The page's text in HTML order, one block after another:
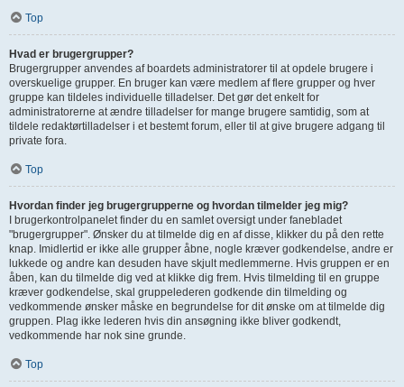
Top
Hvad er brugergrupper?
Brugergrupper anvendes af boardets administratorer til at opdele brugere i
overskuelige grupper. En bruger kan være medlem af flere grupper og hver
gruppe kan tildeles individuelle tilladelser. Det gør det enkelt for
administratorerne at ændre tilladelser for mange brugere samtidig, som at
tildele redaktørtilladelser i et bestemt forum, eller til at give brugere adgang til
private fora.
Top
Hvordan finder jeg brugergrupperne og hvordan tilmelder jeg mig?
I brugerkontrolpanelet finder du en samlet oversigt under fanebladet
"brugergrupper". Ønsker du at tilmelde dig en af disse, klikker du på den rette
knap. Imidlertid er ikke alle grupper åbne, nogle kræver godkendelse, andre er
lukkede og andre kan desuden have skjult medlemmerne. Hvis gruppen er en
åben, kan du tilmelde dig ved at klikke dig frem. Hvis tilmelding til en gruppe
kræver godkendelse, skal gruppelederen godkende din tilmelding og
vedkommende ønsker måske en begrundelse for dit ønske om at tilmelde dig
gruppen. Plag ikke lederen hvis din ansøgning ikke bliver godkendt,
vedkommende har nok sine grunde.
Top